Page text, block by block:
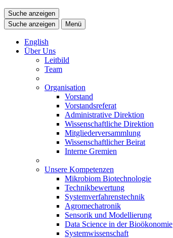
Suche anzeigen
Suche anzeigen
Menü
English
Über Uns
Leitbild
Team
Organisation
Vorstand
Vorstandsreferat
Administrative Direktion
Wissenschaftliche Direktion
Mitgliederversammlung
Wissenschaftlicher Beirat
Interne Gremien
Unsere Kompetenzen
Mikrobiom Biotechnologie
Technikbewertung
Systemverfahrenstechnik
Agromechatronik
Sensorik und Modellierung
Data Science in der Bioökonomie
Systemwissenschaft